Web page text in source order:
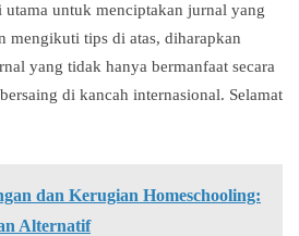
utama untuk menciptakan jurnal yang
mengikuti tips di atas, diharapkan
yang tidak hanya bermanfaat secara
di kancah internasional. Selamat
dan Kerugian Homeschooling:
Alternatif